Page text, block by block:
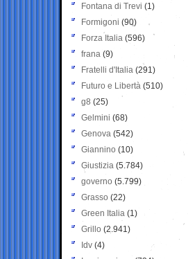
Fontana di Trevi (1)
Formigoni (90)
Forza Italia (596)
frana (9)
Fratelli d'Italia (291)
Futuro e Libertà (510)
g8 (25)
Gelmini (68)
Genova (542)
Giannino (10)
Giustizia (5.784)
governo (5.799)
Grasso (22)
Green Italia (1)
Grillo (2.941)
Idv (4)